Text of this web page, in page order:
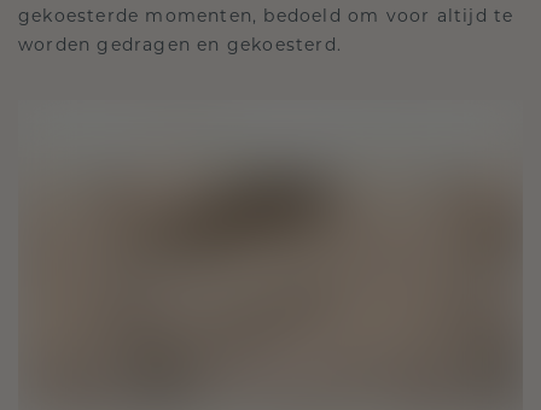
gekoesterde momenten, bedoeld om voor altijd te
worden gedragen en gekoesterd.